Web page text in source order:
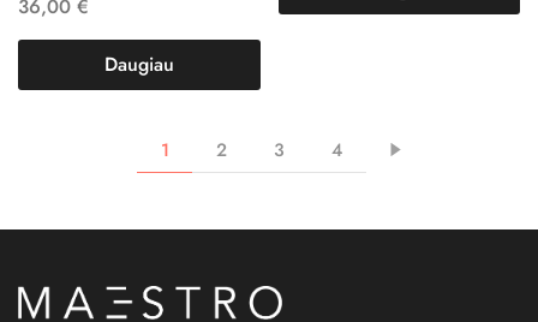
36,00 €
Daugiau
1 2 3 4